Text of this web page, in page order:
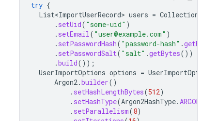
try {
List<ImportUserRecord> users = Collections
. setUid( "some-uid" )
. setEmail( "user@example.com" )
. setPasswordHash( "password-hash" .getBytes
. setPasswordSalt( "salt" .getBytes())
.build());
UserImportOptions options = UserImportOptions
Argon2.builder()
. setHashLengthBytes(512)
. setHashType(Argon2HashType.ARGON2_ID
. setParallelism(8)